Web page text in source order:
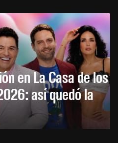
en La Casa de los
así quedó la